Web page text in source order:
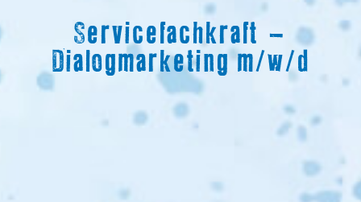
Servicefachkraft –
Dialogmarketing m/w/d